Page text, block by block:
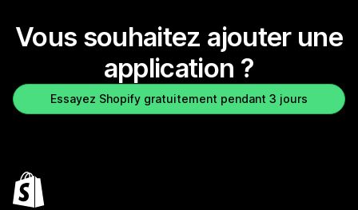
Vous souhaitez ajouter une
application ?
Essayez Shopify gratuitement pendant 3 jours